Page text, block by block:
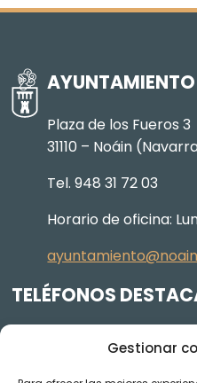
Gestionar
AYUNTAMIENTO
Plaza de los Fueros 3
31110 – Noáin
Tel. 948 31 72 03
Horario de oficina:
TELÉFONOS